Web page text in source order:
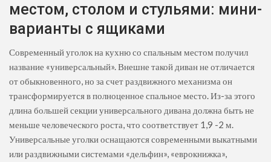
местом, столом и стульями: мини-
варианты с ящиками
Современный уголок на кухню со спальным местом получил
название «универсальный». Внешне такой диван не отличается
от обыкновенного, но за счет раздвижного механизма он
трансформируется в полноценное спальное место. Из-за этого
длина большей секции универсального дивана должна быть не
меньше человеческого роста, что соответствует 1,9 -2 м.
Универсальные уголки оснащаются современными выкатными
или раздвижными системами «дельфин», «еврокнижка»,